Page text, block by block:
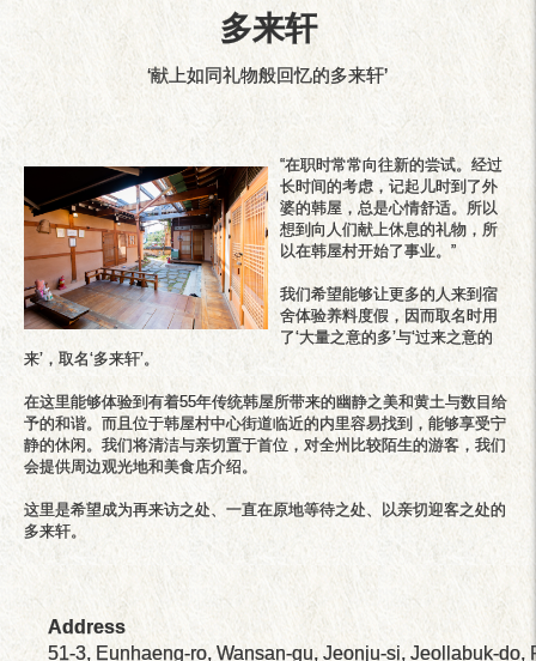
多来轩
‘献上如同礼物般回忆的多来轩’
“在职时常常向往新的尝试。经过
长时间的考虑，记起儿时到了外
婆的韩屋，总是心情舒适。所以
想到向人们献上休息的礼物，所
以在韩屋村开始了事业。”
我们希望能够让更多的人来到宿
舍体验养料度假，因而取名时用
了‘大量之意的多’与‘过来之意的
来’，取名‘多来轩’。
在这里能够体验到有着55年传统韩屋所带来的幽静之美和黄土与数目给
予的和谐。而且位于韩屋村中心街道临近的内里容易找到，能够享受宁
静的休闲。我们将清洁与亲切置于首位，对全州比较陌生的游客，我们
会提供周边观光地和美食店介绍。
这里是希望成为再来访之处、一直在原地等待之处、以亲切迎客之处的
Address
51-3, Eunhaeng-ro, Wansan-gu, Jeonju-si, Jeollabuk-do,